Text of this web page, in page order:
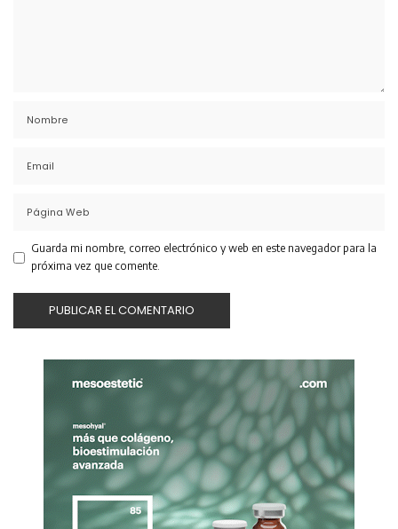
Guarda mi nombre, correo electrónico y web en este navegador para la
próxima vez que comente.